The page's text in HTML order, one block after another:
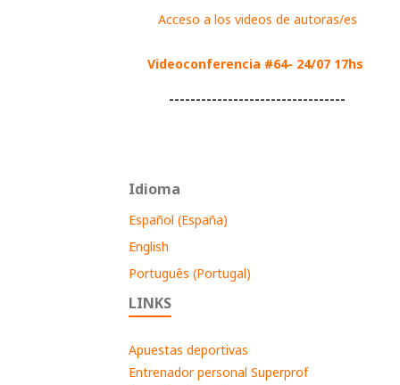
Acceso a los videos de autoras/es
Videoconferencia #64- 24/07 17hs
---------------------------------
Idioma
Español (España)
English
Português (Portugal)
LINKS
Apuestas deportivas
Entrenador personal Superprof